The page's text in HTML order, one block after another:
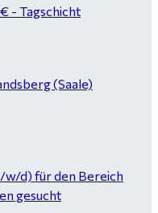
- Tagschicht
(Saale)
d) für den Bereich
gesucht